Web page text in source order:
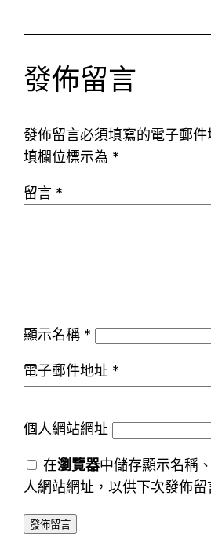
發佈留言
發佈留言必須填寫的電子郵件
填欄位標示為 *
留言 *
顯示名稱 *
電子郵件地址 *
個人網站網址
在瀏覽器中儲存顯示名稱
人網站網址，以供下次發佈留